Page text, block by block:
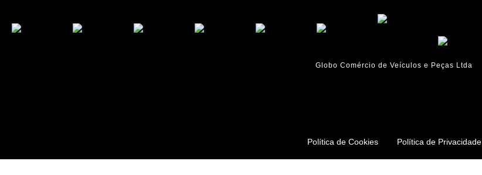
Globo Comércio de Veículos e Peças Ltda
Política de Cookies Política de Privacidade